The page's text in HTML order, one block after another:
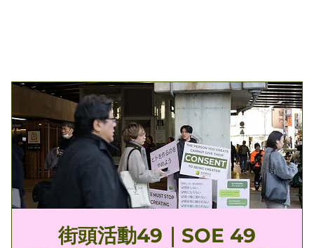
街頭活動49｜SOE 49